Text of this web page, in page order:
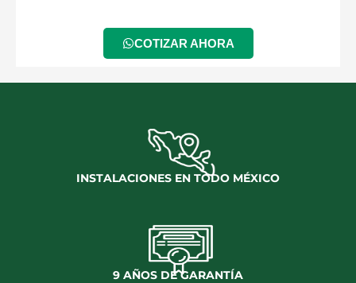
COTIZAR AHORA
INSTALACIONES EN TODO MÉXICO
9 AÑOS DE GARANTÍA